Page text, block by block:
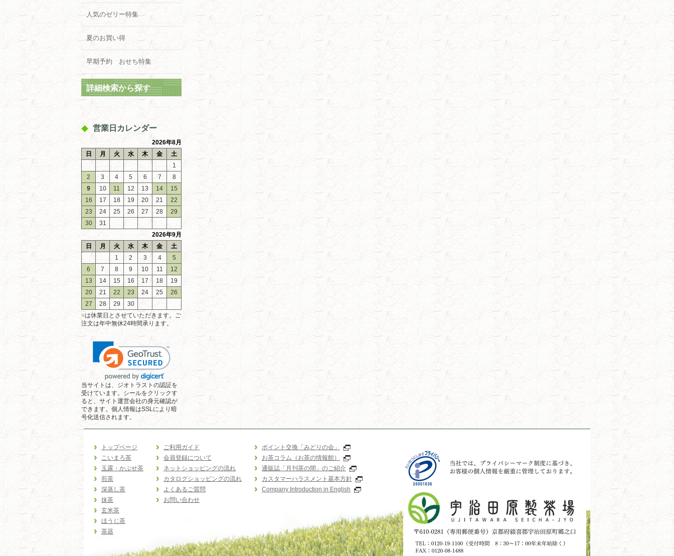
人気のゼリー特集
夏のお買い得
早期予約 おせち特集
詳細検索から探す
営業日カレンダー
2026年8月
日
月 火 水 木 金
土
1
2
3 4 5 6 7
8
9
10 11 12 13 14
15
16
17 18 19 20 21
22
23
24 25 26 27 28
29
30
31
2026年9月
日
月 火 水 木 金
土
1
2 3 4
5
6
7 8 9 10 11
12
13
14 15 16 17 18
19
20
21 22 23 24 25
26
27
28 29
30
■は休業日とさせていただきます。ご
注文は年中無休24時間承ります。
当サイトは、ジオトラストの認証を
受けています。シールをクリックす
ると、サイト運営会社の身元確認が
できます。個人情報はSSLにより暗
号化送信されます。
トップページ
こいまろ茶
玉露・かぶせ茶
煎茶
深蒸し茶
抹茶
玄米茶
ほうじ茶
茶器
ご利用ガイド
会員登録について
ネットショッピングの流れ
カタログショッピングの流れ
よくあるご質問
お問い合わせ
ポイント交換「みどりの会」
お茶コラム（お茶の情報館）
通販誌「月刊茶の間」のご紹介
カスタマーハラスメント基本方針
Company Introduction in English